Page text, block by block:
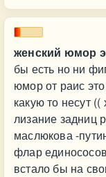
женский юмор
бы есть но ни
юмор от раис
какую то несут
лизание задниц
маслюкова -
флар
встало бы на